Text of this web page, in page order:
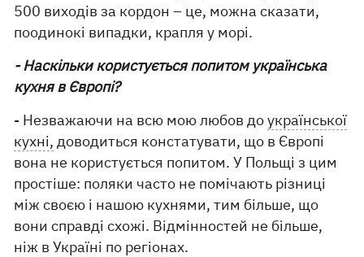
500 виходів за кордон – це, можна сказати,
поодинокі випадки, крапля у морі.
- Наскільки користується попитом українська
кухня в Європі?
- Незважаючи на всю мою любов доукраїнської
кухні, доводиться констатувати, що в Європі
вона не користується попитом. У Польщі з цим
простіше: поляки часто не помічають різниці
між своєю і нашою кухнями, тим більше, що
вони справді схожі. Відмінностей не більше,
ніж в Україні по регіонах.